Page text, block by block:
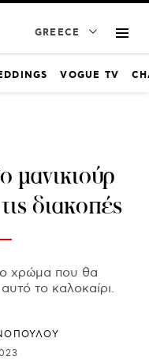
GREECE
VOGUE TV
μανικιούρ
διακοπές
χρώμα που θα
το καλοκαίρι.